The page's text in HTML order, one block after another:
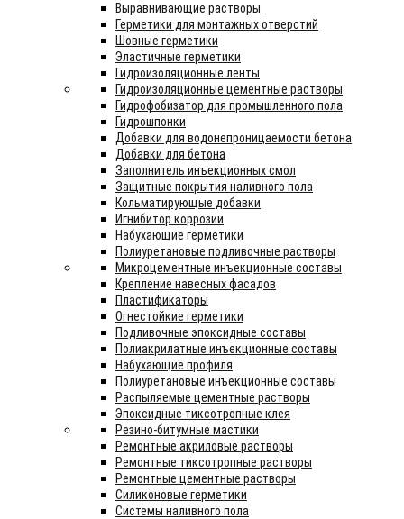
Выравнивающие растворы
Герметики для монтажных отверстий
Шовные герметики
Эластичные герметики
Гидроизоляционные ленты
Гидроизоляционные цементные растворы
Гидрофобизатор для промышленного пола
Гидрошпонки
Добавки для водонепроницаемости бетона
Добавки для бетона
Заполнитель инъекционных смол
Защитные покрытия наливного пола
Кольматирующые добавки
Игнибитор коррозии
Набухающие герметики
Полиуретановые подливочные растворы
Микроцементные инъекционные составы
Крепление навесных фасадов
Пластификаторы
Огнестойкие герметики
Подливочные эпоксидные составы
Полиакрилатные инъекционные составы
Набухающие профиля
Полиуретановые инъекционные составы
Распыляемые цементные растворы
Эпоксидные тиксотропные клея
Резино-битумные мастики
Ремонтные акриловые растворы
Ремонтные тиксотропные растворы
Ремонтные цементные растворы
Силиконовые герметики
Системы наливного пола